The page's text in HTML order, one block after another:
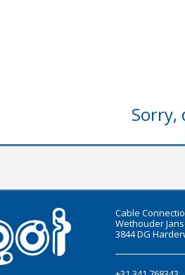
Sorry,
Cable
Wethouder
3844 DG